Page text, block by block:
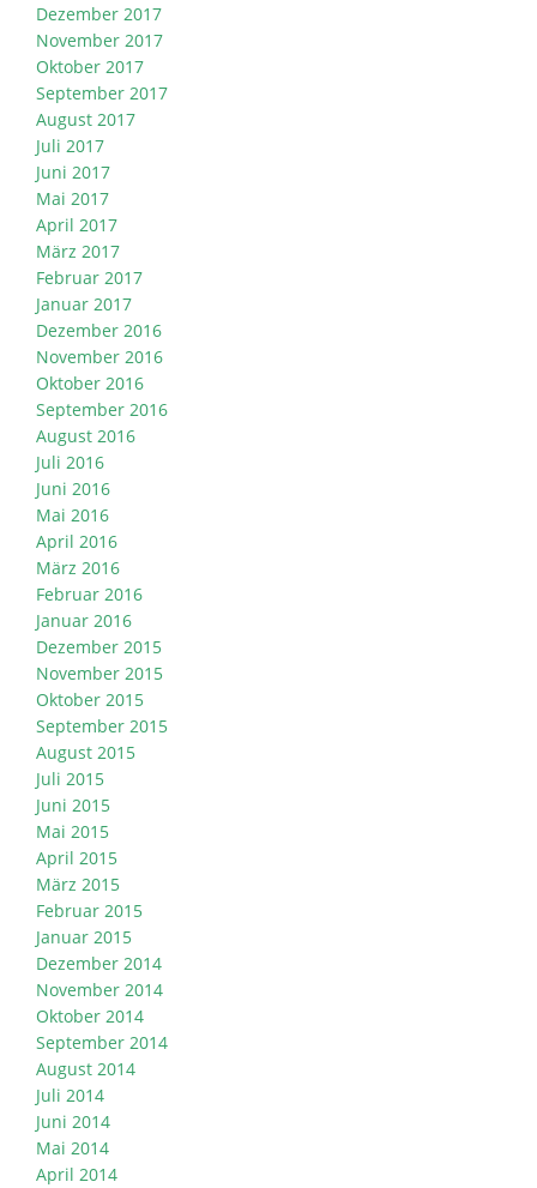
Dezember 2017
November 2017
Oktober 2017
September 2017
August 2017
Juli 2017
Juni 2017
Mai 2017
April 2017
März 2017
Februar 2017
Januar 2017
Dezember 2016
November 2016
Oktober 2016
September 2016
August 2016
Juli 2016
Juni 2016
Mai 2016
April 2016
März 2016
Februar 2016
Januar 2016
Dezember 2015
November 2015
Oktober 2015
September 2015
August 2015
Juli 2015
Juni 2015
Mai 2015
April 2015
März 2015
Februar 2015
Januar 2015
Dezember 2014
November 2014
Oktober 2014
September 2014
August 2014
Juli 2014
Juni 2014
Mai 2014
April 2014